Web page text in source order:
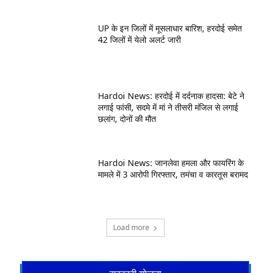
UP के इन जिलों में मूसलाधार बारिश, हरदोई समेत
42 जिलों में येलो अलर्ट जारी
Hardoi News: हरदोई में दर्दनाक हादसा: बेटे ने
लगाई फांसी, सदमे में मां ने तीसरी मंजिल से लगाई
छलांग, दोनों की मौत
Hardoi News: जानलेवा हमला और फायरिंग के
मामले में 3 आरोपी गिरफ्तार, तमंचा व कारतूस बरामद
Load more